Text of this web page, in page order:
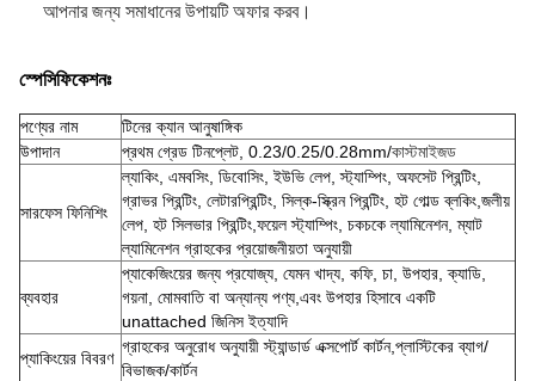
আপনার জন্য সমাধানের উপায়টি অফার করব।
স্পেসিফিকেশনঃ
পণ্যের নাম
টিনের ক্যান আনুষাঙ্গিক
উপাদান
প্রথম গ্রেড টিনপ্লেট, 0.23/0.25/0.28mm/কাস্টমাইজড
সারফেস ফিনিশিং
ল্যাকিং, এমবসিং, ডিবোসিং, ইউভি লেপ, স্ট্যাম্পিং, অফসেট প্রিন্টিং,
গ্রাভর প্রিন্টিং, লেটারপ্রিন্টিং, সিল্ক-স্ক্রিন প্রিন্টিং, হট গোল্ড ব্লকিং,জলীয়
লেপ, হট সিলভার প্রিন্টিং,ফয়েল স্ট্যাম্পিং, চকচকে ল্যামিনেশন, ম্যাট
ল্যামিনেশন গ্রাহকের প্রয়োজনীয়তা অনুযায়ী
ব্যবহার
প্যাকেজিংয়ের জন্য প্রযোজ্য, যেমন খাদ্য, কফি, চা, উপহার, ক্যাডি,
গয়না, মোমবাতি বা অন্যান্য পণ্য,এবং উপহার হিসাবে একটি
unattached জিনিস ইত্যাদি
প্যাকিংয়ের বিবরণ
গ্রাহকের অনুরোধ অনুযায়ী স্ট্যান্ডার্ড এক্সপোর্ট কার্টন,প্লাস্টিকের ব্যাগ/
বিভাজক/কার্টন